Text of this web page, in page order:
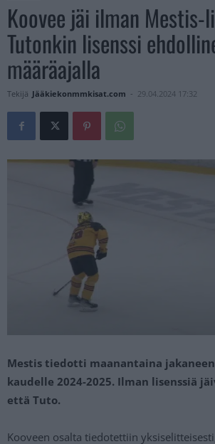
Koovee jäi ilman Mestis-
Tutonkin lisenssi
määräajalla
Tekijä Jääkiekonmmkisat.com - 29.04.2024 17:32
Mestis tiedotti maanantaina
kaudelle 2024-2025. Ilman lisenssiä
että Tuto.
Kooveen osalta tiedotettiin